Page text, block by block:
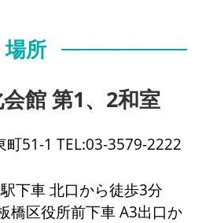
場所
館 第1、2和室
町51-1 TEL:03-3579-2222
下車 北口から徒歩3分
橋区役所前下車 A3出口か